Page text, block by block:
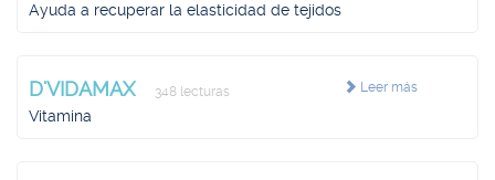
Ayuda a recuperar la elasticidad de tejidos
Leer más
D'VIDAMAX 348 lecturas
Vitamina